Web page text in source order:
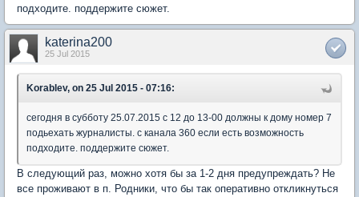
подходите. поддержите сюжет.
katerina200
25 Jul 2015
Korablev, on 25 Jul 2015 - 07:16:
сегодня в субботу 25.07.2015 с 12 до 13-00 должны к дому номер 7
подьехать журналисты. с канала 360 если есть возможность
подходите. поддержите сюжет.
В следующий раз, можно хотя бы за 1-2 дня предупреждать? Не
все проживают в п. Родники, что бы так оперативно откликнуться